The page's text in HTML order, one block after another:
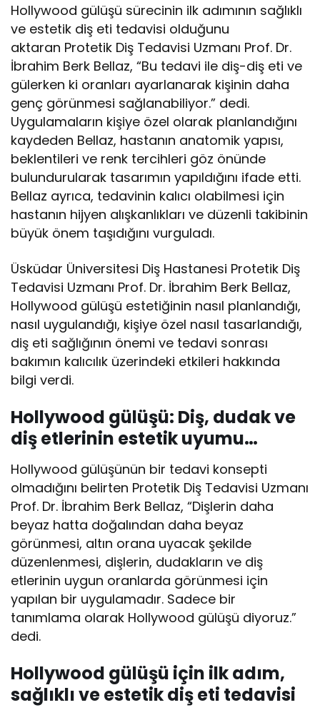
Hollywood gülüşü sürecinin ilk adımının sağlıklı
ve estetik diş eti tedavisi olduğunu
aktaran Protetik Diş Tedavisi Uzmanı Prof. Dr.
İbrahim Berk Bellaz, “Bu tedavi ile diş-diş eti ve
gülerken ki oranları ayarlanarak kişinin daha
genç görünmesi sağlanabiliyor.” dedi.
Uygulamaların kişiye özel olarak planlandığını
kaydeden Bellaz, hastanın anatomik yapısı,
beklentileri ve renk tercihleri göz önünde
bulundurularak tasarımın yapıldığını ifade etti.
Bellaz ayrıca, tedavinin kalıcı olabilmesi için
hastanın hijyen alışkanlıkları ve düzenli takibinin
büyük önem taşıdığını vurguladı.
Üsküdar Üniversitesi Diş Hastanesi Protetik Diş
Tedavisi Uzmanı Prof. Dr. İbrahim Berk Bellaz,
Hollywood gülüşü estetiğinin nasıl planlandığı,
nasıl uygulandığı, kişiye özel nasıl tasarlandığı,
diş eti sağlığının önemi ve tedavi sonrası
bakımın kalıcılık üzerindeki etkileri hakkında
bilgi verdi.
Hollywood gülüşü: Diş, dudak ve
diş etlerinin estetik uyumu…
Hollywood gülüşünün bir tedavi konsepti
olmadığını belirten Protetik Diş Tedavisi Uzmanı
Prof. Dr. İbrahim Berk Bellaz, “Dişlerin daha
beyaz hatta doğalından daha beyaz
görünmesi, altın orana uyacak şekilde
düzenlenmesi, dişlerin, dudakların ve diş
etlerinin uygun oranlarda görünmesi için
yapılan bir uygulamadır. Sadece bir
tanımlama olarak Hollywood gülüşü diyoruz.”
dedi.
Hollywood gülüşü için ilk adım,
sağlıklı ve estetik diş eti tedavisi